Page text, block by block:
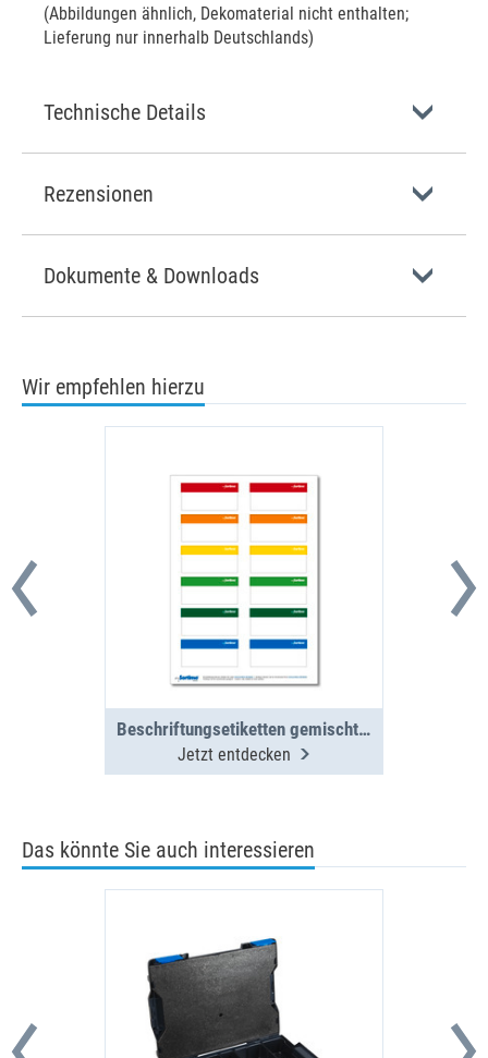
(Abbildungen ähnlich, Dekomaterial nicht enthalten;
Lieferung nur innerhalb Deutschlands)
Technische Details
Rezensionen
Dokumente & Downloads
Wir empfehlen hierzu
Beschriftungsetiketten gemischt BOXX/Koffer/Clip 12 St. (1 Bogen)
Jetzt entdecken
Das könnte Sie auch interessieren